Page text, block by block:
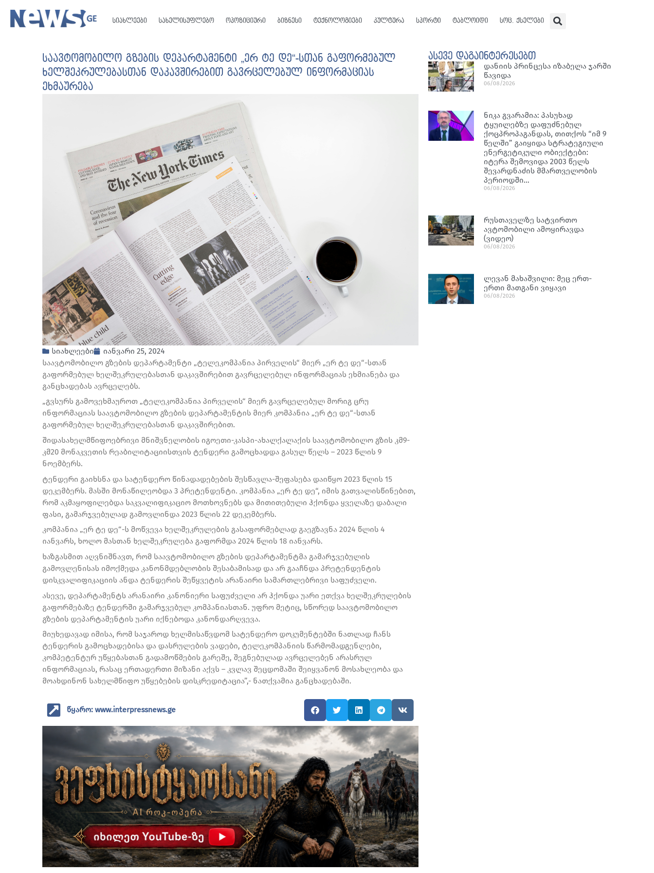
სიახლეები სახელისუფლებო ოპოზიციური ბიზნესი ტექნოლოგიები კულტურა სპორტი ტაბლოიდი სოც. ქსელები
საავტომობილო გზების დეპარტამენტი „ერ ტე დე“-სთან გაფორმებულ
ხელშეკრულებასთან დაკავშირებით გავრცელებულ ინფორმაციას
ეხმაურება
სიახლეები
იანვარი 25, 2024
საავტომობილო გზების დეპარტამენტი „ტელეკომპანია პირველის“ მიერ „ერ ტე დე“-სთან
გაფორმებულ ხელშეკრულებასთან დაკავშირებით გავრცელებულ ინფორმაციას ეხმიანება და
განცხადებას ავრცელებს.
„გვსურს გამოვეხმაუროთ „ტელეკომპანია პირველის“ მიერ გავრცელებულ მორიგ ცრუ
ინფორმაციას საავტომობილო გზების დეპარტამენტის მიერ კომპანია „ერ ტე დე“-სთან
გაფორმებულ ხელშეკრულებასთან დაკავშირებით.
შიდასახელმწიფოებრივი მნიშვნელობის იგოეთი-კასპი-ახალქალაქის საავტომობილო გზის კმ9-
კმ20 მონაკვეთის რეაბილიტაციისთვის ტენდერი გამოცხადდა გასულ წელს – 2023 წლის 9
ნოემბერს.
ტენდერი გაიხსნა და სატენდერო წინადადებების შესწავლა-შეფასება დაიწყო 2023 წლის 15
დეკემბერს. მასში მონაწილეობდა 3 პრეტენდენტი. კომპანია „ერ ტე დე“, იმის გათვალისწინებით,
რომ აკმაყოფილებდა საკვალიფიკაციო მოთხოვნებს და მითითებული ჰქონდა ყველაზე დაბალი
ფასი, გამარჯვებულად გამოვლინდა 2023 წლის 22 დეკემბერს.
კომპანია „ერ ტე დე“-ს მოწვევა ხელშეკრულების გასაფორმებლად გაეგზავნა 2024 წლის 4
იანვარს, ხოლო მასთან ხელშეკრულება გაფორმდა 2024 წლის 18 იანვარს.
ხაზგასმით აღვნიშნავთ, რომ საავტომობილო გზების დეპარტამენტმა გამარჯვებულის
გამოვლენისას იმოქმედა კანონმდებლობის შესაბამისად და არ გააჩნდა პრეტენდენტის
დისკვალიფიკაციის ანდა ტენდერის შეწყვეტის არანაირი სამართლებრივი საფუძველი.
ასევე, დეპარტამენტს არანაირი კანონიერი საფუძველი არ ჰქონდა უარი ეთქვა ხელშეკრულების
გაფორმებაზე ტენდერში გამარჯვებულ კომპანიასთან. უფრო მეტიც, სწორედ საავტომობილო
გზების დეპარტამენტის უარი იქნებოდა კანონდარღვევა.
მიუხედავად იმისა, რომ საჯაროდ ხელმისაწვდომ სატენდერო დოკუმენტებში ნათლად ჩანს
ტენდერის გამოცხადებისა და დასრულების ვადები, ტელეკომპანიის წარმომადგენლები,
კომპეტენტურ უწყებასთან გადამოწმების გარეშე, შეგნებულად ავრცელებენ არასრულ
ინფორმაციას, რასაც ერთადერთი მიზანი აქვს – კვლავ შეცდომაში შეიყვანონ მოსახლეობა და
მოახდინონ სახელმწიფო უწყებების დისკრედიტაცია”,- ნათქვამია განცხადებაში.
წყარო: www.interpressnews.ge
ასევე დაგაინტერესებთ
დანიის პრინცესა იზაბელა ჯარში
წავიდა
06/08/2026
ნიკა გვარამია: პასუხად
ტყუილებზე დაფუძნებულ
ქოცპროპაგანდას, თითქოს “იმ 9
წელში” გაიყიდა სტრატეგიული
ენერგეტიკული ობიექტები:
იტერა შემოვიდა 2003 წელს
შევარდნაძის მმართველობის
პერიოდში…
06/08/2026
რუსთაველზე სატვირთო
ავტომობილი ამოყირავდა
(ვიდეო)
06/08/2026
ლევან მახაშვილი: მეც ერთ-
ერთი მათგანი ვიყავი
06/08/2026